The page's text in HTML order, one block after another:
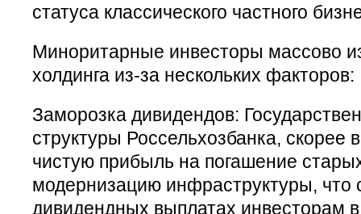
статуса классического частного
Миноритарные инвесторы массово
холдинга из-за нескольких факторов:
Заморозка дивидендов:
структуры Россельхозбанка, скорее
чистую прибыль на погашение
модернизацию инфраструктуры, что
дивидендных выплатах инвесторам